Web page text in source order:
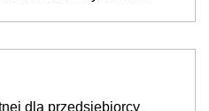
dla przedsiębiorcy